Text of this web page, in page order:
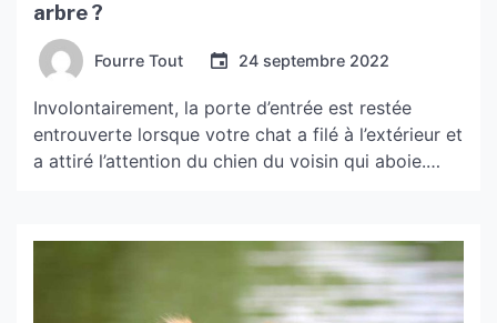
arbre ?
Fourre Tout 24 septembre 2022
Involontairement, la porte d’entrée est restée
entrouverte lorsque votre chat a filé à l’extérieur et
a attiré l’attention du chien du voisin qui aboie.
De nombreux animaux de compagnie ont déjà été
victimes de ce genre de scénario. Souvent, […]